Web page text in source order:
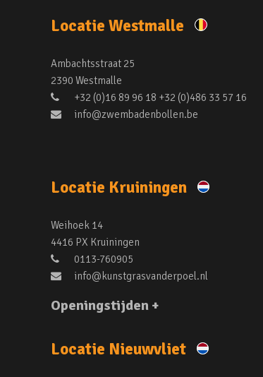
Locatie Westmalle
Ambachtsstraat 25
2390 Westmalle
+32 (0)16 89 96 18 +32 (0)486 33 57 16
info@zwembadenbollen.be
Locatie Kruiningen
Weihoek 14
4416 PX Kruiningen
0113-760905
info@kunstgrasvanderpoel.nl
Openingstijden +
Locatie Nieuwvliet